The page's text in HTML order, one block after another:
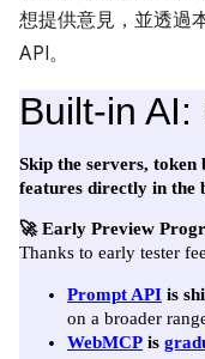
想提供意見，並透過
API。